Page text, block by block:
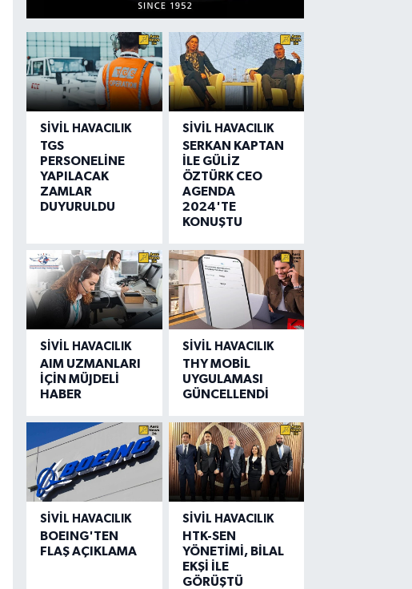
SIVIL HAVACILIK
TGS
PERSONELİNE
YAPILACAK
ZAMLAR
DUYURULDU
SIVIL HAVACILIK
SERKAN KAPTAN
İLE GÜLİZ
ÖZTÜRK CEO
AGENDA
2024'TE
KONUŞTU
SIVIL HAVACILIK
AIM UZMANLARI
İÇİN MÜJDELİ
HABER
SIVIL HAVACILIK
THY MOBİL
UYGULAMASI
GÜNCELLENDİ
SIVIL HAVACILIK
BOEING'TEN
FLAŞ AÇIKLAMA
SIVIL HAVACILIK
HTK-SEN
YÖNETİMİ, BİLAL
EKŞİ İLE
GÖRÜŞTÜ